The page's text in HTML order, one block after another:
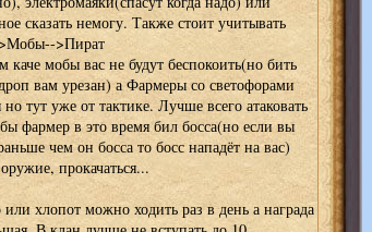
сказать немогу. Также стоит учитывать
>Пират
мобы вас не будут беспокоить(но бить
вам урезан) а Фармеры со светофорами
тут уже от тактике. Лучше всего атаковать
фармер в это время бил босса(но если вы
чем он босса то босс нападёт на вас)
прокачаться...
хлопот можно ходить раз в день а награда